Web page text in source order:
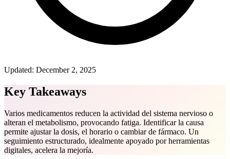
Updated: December 2, 2025
Key Takeaways
Varios medicamentos reducen la actividad del sistema nervioso o
alteran el metabolismo, provocando fatiga. Identificar la causa
permite ajustar la dosis, el horario o cambiar de fármaco. Un
seguimiento estructurado, idealmente apoyado por herramientas
digitales, acelera la mejoría.